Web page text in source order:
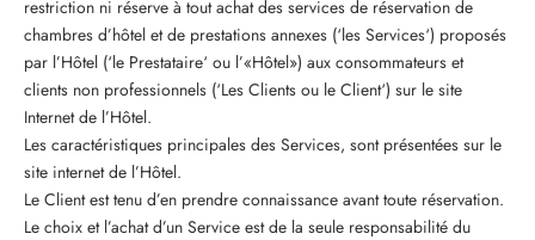
restriction ni réserve à tout achat des services de réservation de
chambres d’hôtel et de prestations annexes (‘les Services‘) proposés
par l’Hôtel (‘le Prestataire‘ ou l’«Hôtel») aux consommateurs et
clients non professionnels (‘Les Clients ou le Client‘) sur le site
Internet de l’Hôtel.
Les caractéristiques principales des Services, sont présentées sur le
site internet de l’Hôtel.
Le Client est tenu d’en prendre connaissance avant toute réservation.
Le choix et l’achat d’un Service est de la seule responsabilité du